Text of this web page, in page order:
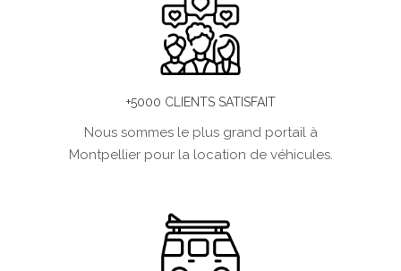
+5000 CLIENTS SATISFAIT
Nous sommes le plus grand portail à
Montpellier pour la location de véhicules.